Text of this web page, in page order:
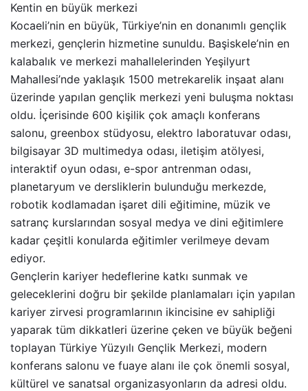
Kentin en büyük merkezi
Kocaeli’nin en büyük, Türkiye’nin en donanımlı gençlik
merkezi, gençlerin hizmetine sunuldu. Başiskele’nin en
kalabalık ve merkezi mahallelerinden Yeşilyurt
Mahallesi’nde yaklaşık 1500 metrekarelik inşaat alanı
üzerinde yapılan gençlik merkezi yeni buluşma noktası
oldu. İçerisinde 600 kişilik çok amaçlı konferans
salonu, greenbox stüdyosu, elektro laboratuvar odası,
bilgisayar 3D multimedya odası, iletişim atölyesi,
interaktif oyun odası, e-spor antrenman odası,
planetaryum ve dersliklerin bulunduğu merkezde,
robotik kodlamadan işaret dili eğitimine, müzik ve
satranç kurslarından sosyal medya ve dini eğitimlere
kadar çeşitli konularda eğitimler verilmeye devam
ediyor.
Gençlerin kariyer hedeflerine katkı sunmak ve
geleceklerini doğru bir şekilde planlamaları için yapılan
kariyer zirvesi programlarının ikincisine ev sahipliği
yaparak tüm dikkatleri üzerine çeken ve büyük beğeni
toplayan Türkiye Yüzyılı Gençlik Merkezi, modern
konferans salonu ve fuaye alanı ile çok önemli sosyal,
kültürel ve sanatsal organizasyonların da adresi oldu.